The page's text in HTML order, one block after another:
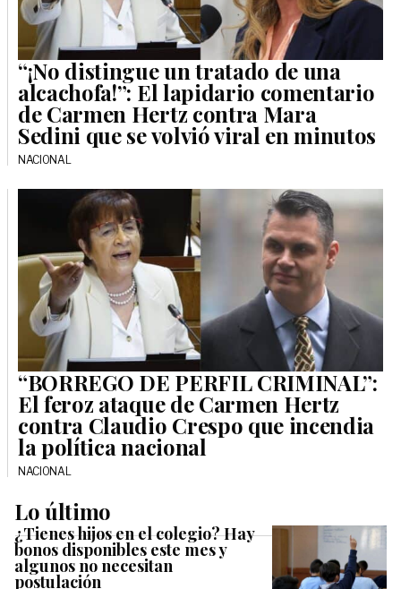
“¡No distingue un tratado de una
alcachofa!”: El lapidario comentario
de Carmen Hertz contra Mara
Sedini que se volvió viral en minutos
NACIONAL
“BORREGO DE PERFIL CRIMINAL”:
El feroz ataque de Carmen Hertz
contra Claudio Crespo que incendia
la política nacional
NACIONAL
Lo último
¿Tienes hijos en el colegio? Hay
bonos disponibles este mes y
algunos no necesitan
postulación